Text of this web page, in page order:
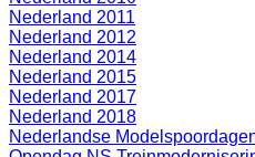
Nederland 2011
Nederland 2012
Nederland 2014
Nederland 2015
Nederland 2017
Nederland 2018
Nederlandse